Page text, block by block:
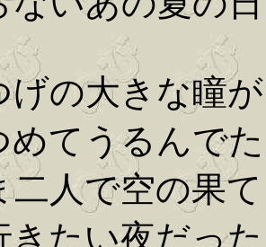
げの大きな瞳が
めてうるんでた
二人で空の果
きたい夜だった